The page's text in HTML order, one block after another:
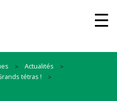
Actualités
tétras !